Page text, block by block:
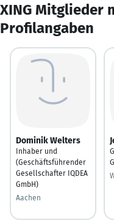
XING Mitglieder
Profilangaben
Dominik Welters
Inhaber und
(Geschäftsführender
Gesellschafter IQDEA
GmbH)
Aachen